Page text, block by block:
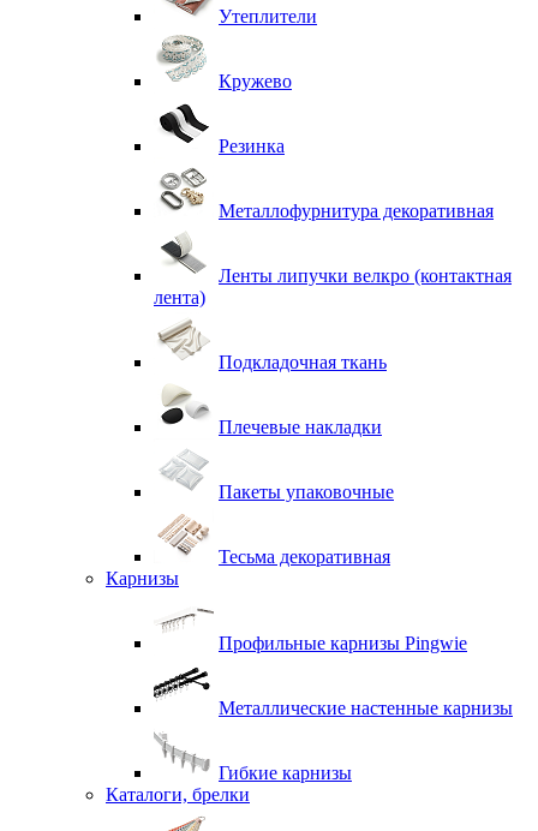
Утеплители
Кружево
Резинка
Металлофурнитура декоративная
Ленты липучки велкро (контактная
лента)
Подкладочная ткань
Плечевые накладки
Пакеты упаковочные
Тесьма декоративная
Карнизы
Профильные карнизы Pingwie
Металлические настенные карнизы
Гибкие карнизы
Каталоги, брелки